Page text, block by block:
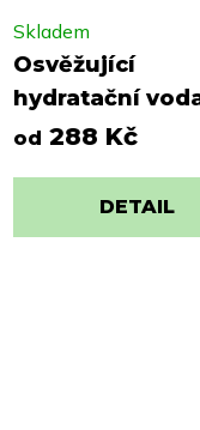
Osvěžující
hydratační
malinou a
Skladem
od 288 Kč
DETAIL